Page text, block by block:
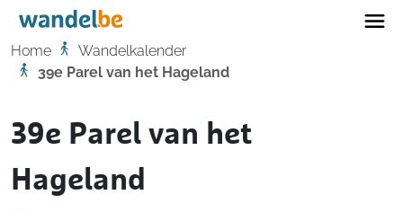
Home
Home
Wandelkalender
39e Parel van het Hageland
39e Parel van het
Hageland